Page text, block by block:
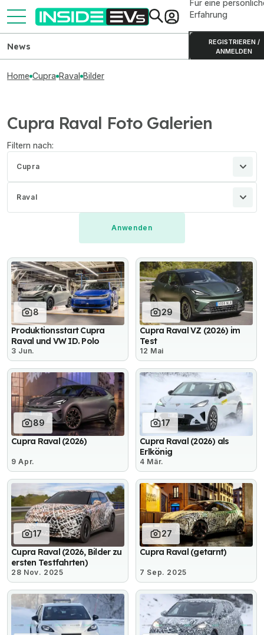
Für eine
Erfahrung
REGISTRIEREN /
ANMELDEN
News
Home Cupra Raval Bilder
Cupra Raval Foto Galerien
Filtern nach:
Cupra
Raval
8
Produktionsstart Cupra
Raval und VW ID. Polo
3 Jun.
29
Cupra Raval VZ (2026) im
Test
12 Mai
89
Cupra Raval (2026)
9 Apr.
17
Cupra Raval (2026) als
Erlkönig
4 Mär.
17
Cupra Raval (2026, Bilder zu
ersten Testfahrten)
28 Nov. 2025
27
Cupra Raval (getarnt)
7 Sep. 2025